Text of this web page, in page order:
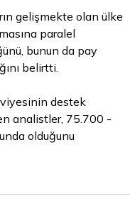
gelişmekte olan ülke
paralel
bunun da pay
belirtti.
destek
analistler, 75.700 -
olduğunu